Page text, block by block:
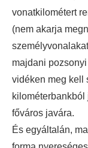
vonatkilométert
(nem akarja
majdani
vidéken meg kell
főváros javára.
És egyáltalán,